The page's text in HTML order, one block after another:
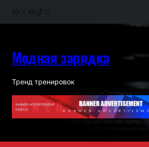
Модная зарядка
Тренд тренировок